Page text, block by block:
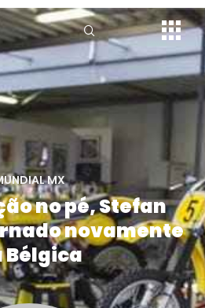
MX
no pé, Stefan
novamente
Bélgica